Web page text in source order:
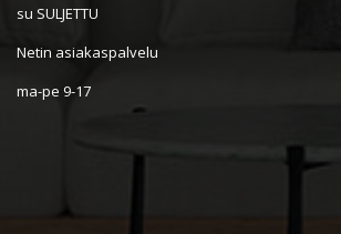
su SULJETTU
Netin asiakaspalvelu
ma-pe 9-17